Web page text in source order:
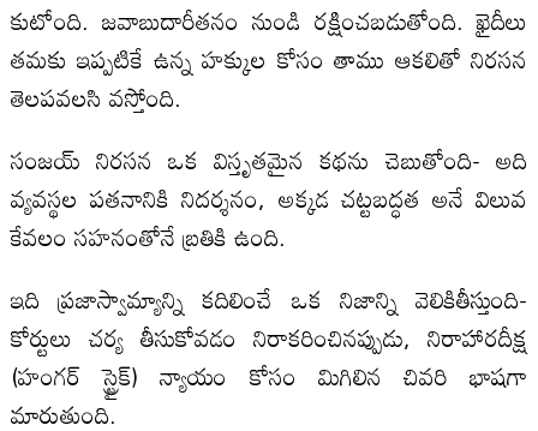
కుటోంది. జవాబుదారీతనం నుండి రక్షించబడుతోంది. ఖైదీలు
తమకు ఇప్పటికే ఉన్న హక్కుల కోసం తాము ఆకలితో నిరసన
తెలపవలసి వస్తోంది.
సంజయ్‌ నిరసన ఒక విస్తృతమైన కథను చెబుతోంది- అది
వ్యవస్థల పతనానికి నిదర్శనం, అక్కడ చట్టబద్ధత అనే విలువ
కేవలం సహనంతోనే బ్రతికి ఉంది.
ఇది ప్రజాస్వామ్యాన్ని కదిలించే ఒక నిజాన్ని వెలికితీస్తుంది-
కోర్టులు చర్య తీసుకోవడం నిరాకరించినప్పుడు, నిరాహారదీక్ష
(హంగర్‌ స్ట్రైక్‌) న్యాయం కోసం మిగిలిన చివరి భాషగా
మారుతుంది.